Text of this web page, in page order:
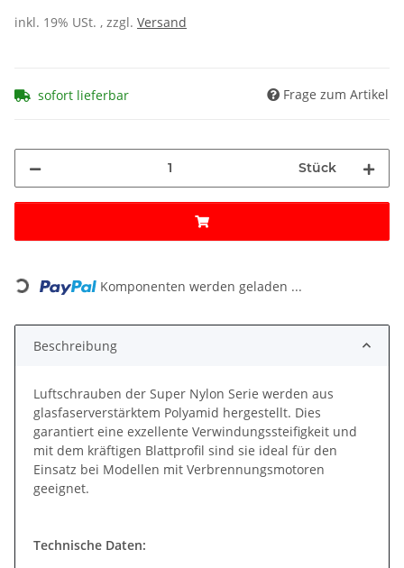
inkl. 19% USt. , zzgl. Versand
sofort lieferbar Frage zum Artikel
Stück
Loading... Komponenten werden geladen ...
Beschreibung
Luftschrauben der Super Nylon Serie werden aus
glasfaserverstärktem Polyamid hergestellt. Dies
garantiert eine exzellente Verwindungssteifigkeit und
mit dem kräftigen Blattprofil sind sie ideal für den
Einsatz bei Modellen mit Verbrennungsmotoren
geeignet.
Technische Daten: